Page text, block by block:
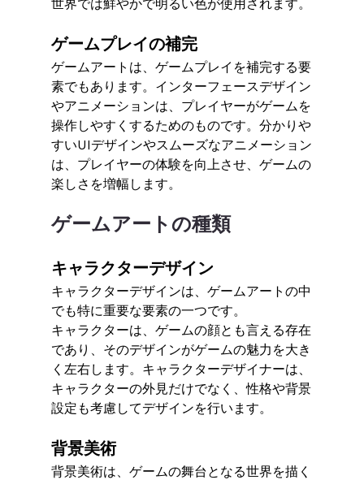
ゲームプレイの補完
ゲームアートは、ゲームプレイを補完する要
素でもあります。インターフェースデザイン
やアニメーションは、プレイヤーがゲームを
操作しやすくするためのものです。分かりや
すいUIデザインやスムーズなアニメーション
は、プレイヤーの体験を向上させ、ゲームの
楽しさを増幅します。
ゲームアートの種類
キャラクターデザイン
キャラクターデザインは、ゲームアートの中
でも特に重要な要素の一つです。
キャラクターは、ゲームの顔とも言える存在
であり、そのデザインがゲームの魅力を大き
く左右します。キャラクターデザイナーは、
キャラクターの外見だけでなく、性格や背景
設定も考慮してデザインを行います。
背景美術
背景美術は、ゲームの舞台となる世界を描く